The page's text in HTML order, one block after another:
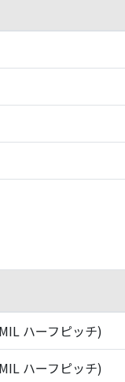
ハーフピッチ)
ハーフピッチ)